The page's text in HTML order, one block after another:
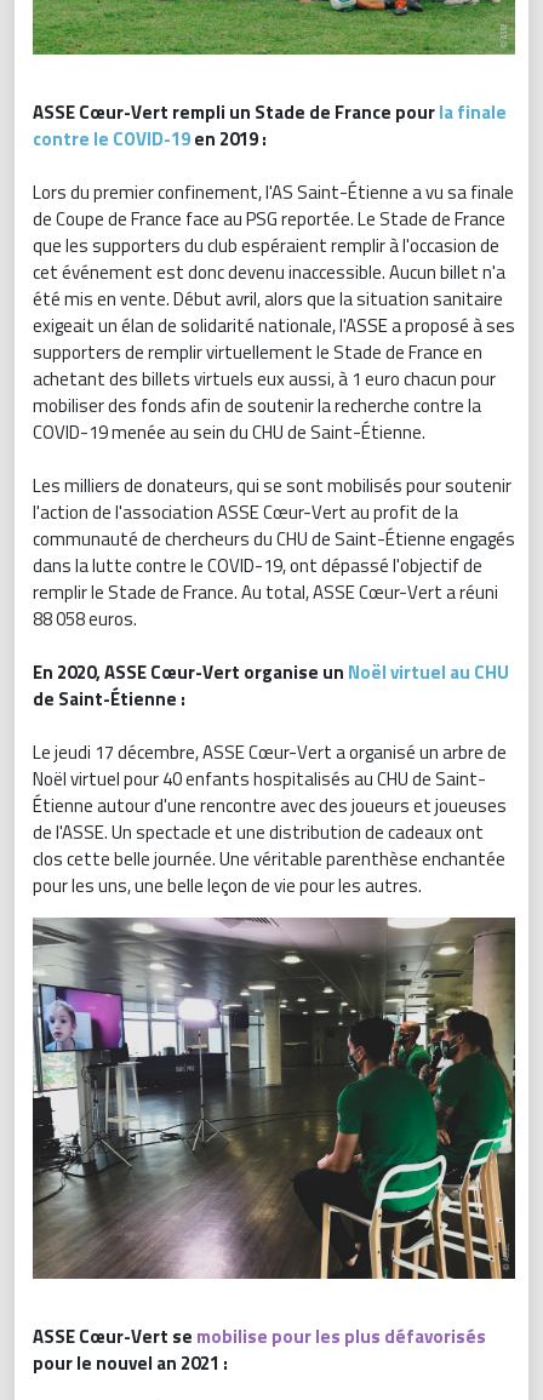
ASSE Cœur-Vert rempli un Stade de France pourla finale
contre le COVID-19en 2019 :
Lors du premier confinement, l'AS Saint-Étienne a vu sa finale
de Coupe de France face au PSG reportée. Le Stade de France
que les supporters du club espéraient remplir à l'occasion de
cet événement est donc devenu inaccessible. Aucun billet n'a
été mis en vente. Début avril, alors que la situation sanitaire
exigeait un élan de solidarité nationale, l'ASSE a proposé à ses
supporters de remplir virtuellement le Stade de France en
achetant des billets virtuels eux aussi, à 1 euro chacun pour
mobiliser des fonds afin de soutenir la recherche contre la
COVID-19 menée au sein du CHU de Saint-Étienne.
Les milliers de donateurs, qui se sont mobilisés pour soutenir
l'action de l'association ASSE Cœur-Vert au profit de la
communauté de chercheurs du CHU de Saint-Étienne engagés
dans la lutte contre le COVID-19, ont dépassé l'objectif de
remplir le Stade de France. Au total, ASSE Cœur-Vert a réuni
88 058 euros.
En 2020, ASSE Cœur-Vert organise un Noël virtuel au CHU
de Saint-Étienne :
Le jeudi 17 décembre, ASSE Cœur-Vert a organisé un arbre de
Noël virtuel pour 40 enfants hospitalisés au CHU de Saint-
Étienne autour d'une rencontre avec des joueurs et joueuses
de l'ASSE. Un spectacle et une distribution de cadeaux ont
clos cette belle journée. Une véritable parenthèse enchantée
pour les uns, une belle leçon de vie pour les autres.
ASSE Cœur-Vert se mobilise pour les plus défavorisés
pour le nouvel an 2021 :